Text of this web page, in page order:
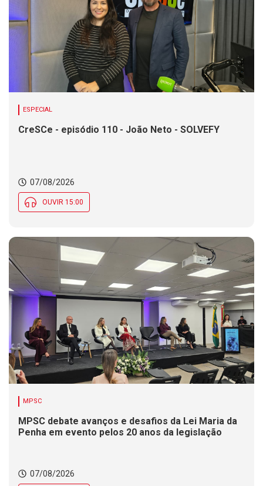
ESPECIAL
CreSCe - episódio 110 - João Neto - SOLVEFY
07/08/2026
OUVIR 15:00
MPSC
MPSC debate avanços e desafios da Lei Maria da
Penha em evento pelos 20 anos da legislação
07/08/2026